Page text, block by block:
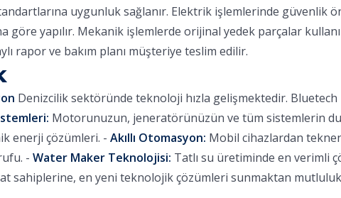
uygunluk sağlanır. Elektrik işlemlerinde güvenlik
göre yapılır. Mekanik işlemlerde orijinal yedek parçalar
rapor ve bakım planı müşteriye teslim edilir.
Denizcilik sektöründe teknoloji hızla gelişmektedir.
Motorunuzun, jeneratörünüzün ve tüm sistemlerin
enerji çözümleri. - Akıllı Otomasyon: Mobil cihazlardan
- Water Maker Teknolojisi: Tatlı su üretiminde en verimli
sahiplerine, en yeni teknolojik çözümleri sunmaktan